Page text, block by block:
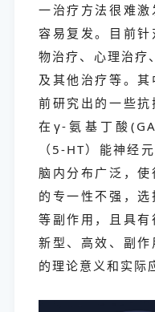
一治疗方法很难
容易复发。目前
物治疗、心理治疗
及其他治疗等。
前研究出的一些
在γ-氨基丁酸
（5-HT）能神经
脑内分布广泛，
的专一性不强，
等副作用，且具
新型、高效、副
的理论意义和实际